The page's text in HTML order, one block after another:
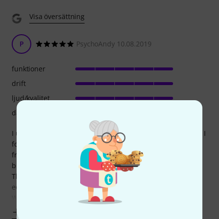
Visa översättning
P PsychoAndy 10.08.2019
I used to love nomad factory blue tubes plug ins and when I
found out this bundle for only 99€ (full price is 599$, 465€
from thomann while I am writing this review!) I could only
buy it in a second!
The bundle itself is very complete, with everything from
eqs, reverbs, mastering, comps, etc.
What I like more, as I said, is the blue tube series.
funktioner
drift
ljud/kvalitet
datoranvändning